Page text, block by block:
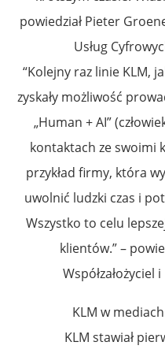
powiedział Pieter
Usług
“Kolejny raz linie KLM,
zyskały możliwość
„Human + AI”
kontaktach ze swoimi
przykład firmy, która
uwolnić ludzki czas i
Wszystko to celu
klientów.” –
Współzałożyciel
KLM w
KLM stawiał